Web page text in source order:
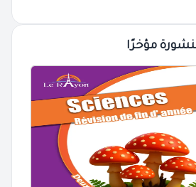
مؤخرًا